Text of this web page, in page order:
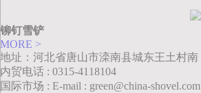
铆钉雪铲
MORE >
地址：河北省唐山市滦南县城东王土村南
内贸电话 : 0315-4118104
国际市场 : E-mail : green@china-shovel.com